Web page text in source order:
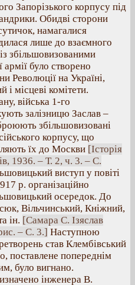
Запорізького корпусу під
Обидві сторони
намагалися
лише до взаємного
збільшовизованими
армії було створено
Революції на Україні,
і місцеві комітети.
війська 1-го
залізницю Заслав –
збільшовизовані
корпусу, що
їх до Москви [Історія
1936. – Т. 2, ч. 3. – С.
виступ у повіті
р. організаційно
осередок. До
Вільчинський, Кніжний,
ін. [Самара С. Ізяслав
– С. 3.] Наступною
став Клембівський
поставлене попереднім
було вигнано.
інженера В.